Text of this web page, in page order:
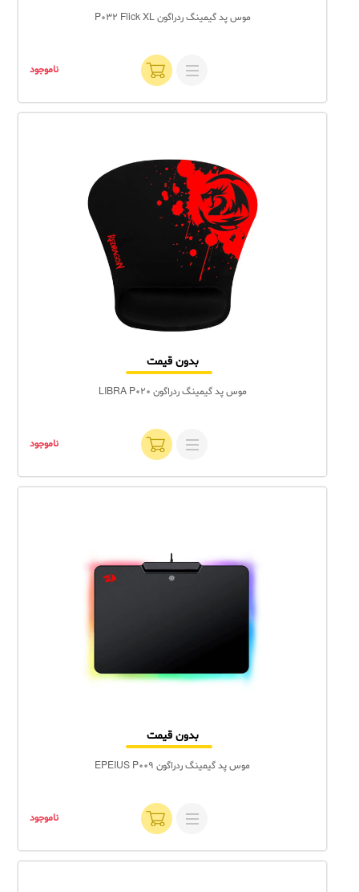
موس پد گیمینگ ردراگون P032 Flick XL
ناموجود
بدون قیمت
موس پد گیمینگ ردراگون LIBRA P020
ناموجود
بدون قیمت
موس پد گیمینگ ردراگون EPEIUS P009
ناموجود